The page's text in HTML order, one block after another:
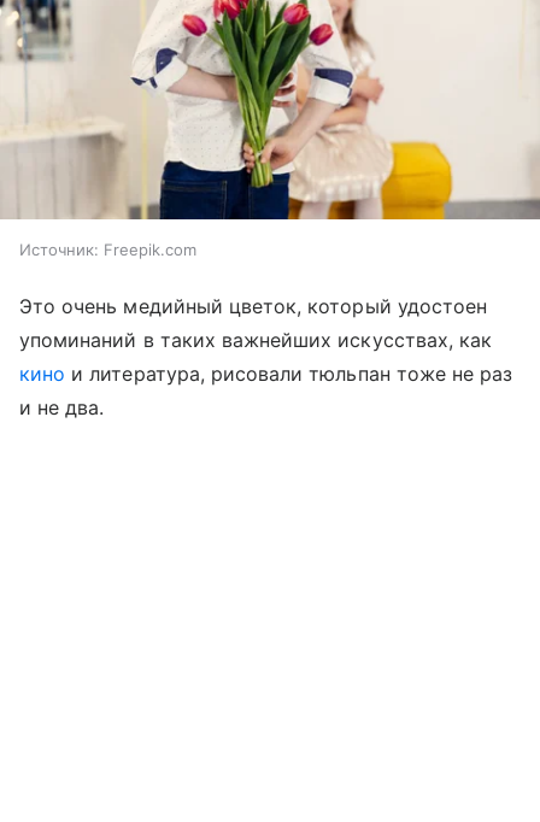
Источник: Freepik.com
Это очень медийный цветок, который удостоен
упоминаний в таких важнейших искусствах, как
кино и литература, рисовали тюльпан тоже не раз
и не два.